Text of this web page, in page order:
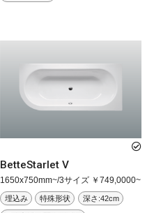
BetteStarlet V
1650x750mm~/3サイズ ￥749,0000~
埋込み 特殊形状 深さ:42cm